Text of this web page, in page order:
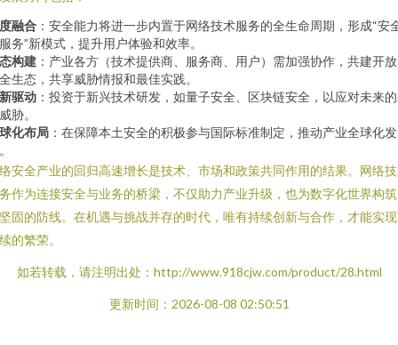
融合 ：安全能力将进一步内置于网络技术服务的全生命周期，形成“安
务”新模式，提升用户体验和效率。
构建 ：产业各方（技术提供商、服务商、用户）需加强协作，共建开
生态，共享威胁情报和最佳实践。
驱动 ：投资于新兴技术研发，如量子安全、区块链安全，以应对未来
胁。
化布局 ：在保障本土安全的积极参与国际标准制定，推动产业全球化发
安全产业的回归高速增长是技术、市场和政策共同作用的结果。网络
作为连接安全与业务的桥梁，不仅助力产业升级，也为数字化世界构
固的防线。在机遇与挑战并存的时代，唯有持续创新与合作，才能实
的繁荣。
如若转载，请注明出处：http://www.918cjw.com/product/28.html
更新时间：2026-08-08 02:50:51